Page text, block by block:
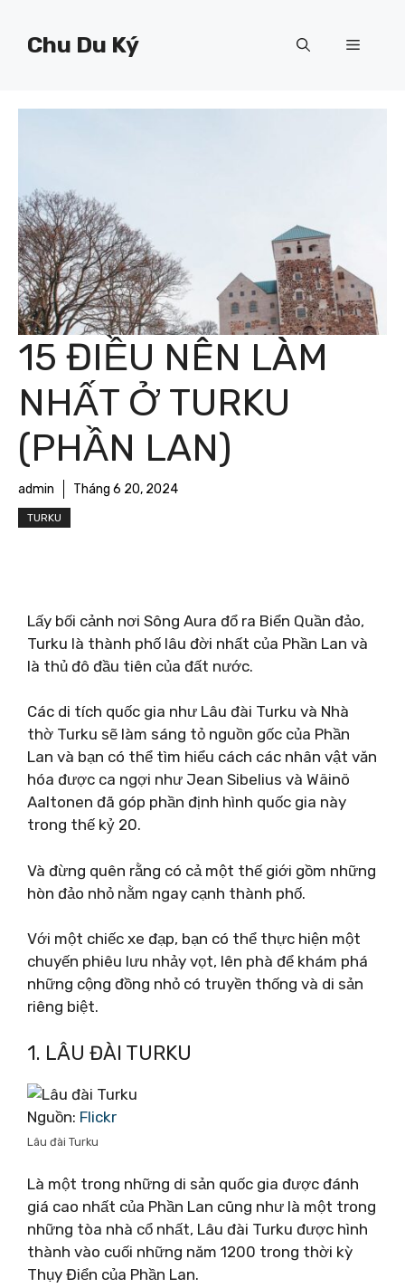
Chu Du Ký Menu
15 ĐIỀU NÊN LÀM
NHẤT Ở TURKU
(PHẦN LAN)
admin Tháng 6 20, 2024
TURKU
Lấy bối cảnh nơi Sông Aura đổ ra Biển Quần đảo,
Turku là thành phố lâu đời nhất của Phần Lan và
là thủ đô đầu tiên của đất nước.
Các di tích quốc gia như Lâu đài Turku và Nhà
thờ Turku sẽ làm sáng tỏ nguồn gốc của Phần
Lan và bạn có thể tìm hiểu cách các nhân vật văn
hóa được ca ngợi như Jean Sibelius và Wäinö
Aaltonen đã góp phần định hình quốc gia này
trong thế kỷ 20.
Và đừng quên rằng có cả một thế giới gồm những
hòn đảo nhỏ nằm ngay cạnh thành phố.
Với một chiếc xe đạp, bạn có thể thực hiện một
chuyến phiêu lưu nhảy vọt, lên phà để khám phá
những cộng đồng nhỏ có truyền thống và di sản
riêng biệt.
1. LÂU ĐÀI TURKU
Nguồn: Flickr
Lâu đài Turku
Là một trong những di sản quốc gia được đánh
giá cao nhất của Phần Lan cũng như là một trong
những tòa nhà cổ nhất, Lâu đài Turku được hình
thành vào cuối những năm 1200 trong thời kỳ
Thụy Điển của Phần Lan.